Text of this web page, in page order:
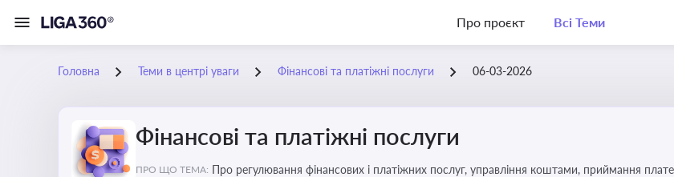
Про проєкт Всі Теми
Головна Теми в центрі уваги Фінансові та платіжні послуги 06-03-2026
Фінансові та платіжні послуги
ПРО ЩО ТЕМА: Про регулювання фінансових і платіжних послуг, управління